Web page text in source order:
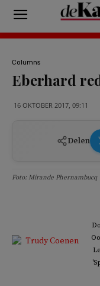
Columns
Eberhard
16 OKTOBER 2017, 09:11
Delen
Foto: Mirande Phernambucq